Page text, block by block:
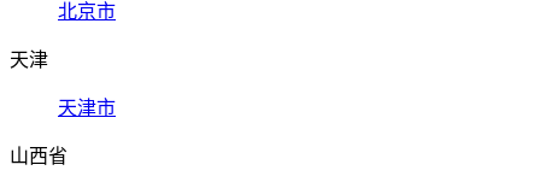
北京市
天津
天津市
山西省